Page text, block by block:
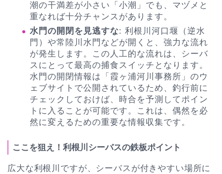
潮の干満差が小さい「小潮」でも、マヅメと
重なれば十分チャンスがあります。
水門の開閉を見逃すな: 利根川河口堰（逆水
門）や常陸川水門などが開くと、強力な流れ
が発生します。この人工的な流れは、シーバ
スにとって最高の捕食スイッチとなります。
水門の開閉情報は「霞ヶ浦河川事務所」のウ
ェブサイトで公開されているため、釣行前に
チェックしておけば、時合を予測してポイン
トに入ることが可能です。これは、偶然を必
然に変えるための重要な情報収集です。
ここを狙え！利根川シーバスの鉄板ポイント
広大な利根川ですが、シーバスが付きやすい場所に